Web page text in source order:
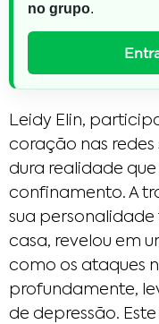
no grupo.
Leidy Elin,
coração nas
dura realidade
confinamento. A
sua
casa, revelou em
como os ataques
profundamente,
de depressão.